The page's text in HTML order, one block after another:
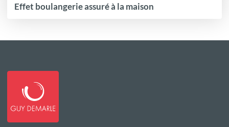
Effet boulangerie assuré à la maison